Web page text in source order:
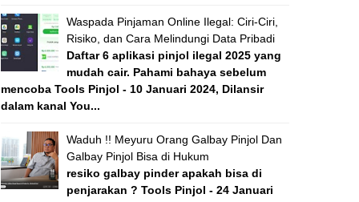
Waspada Pinjaman Online Ilegal: Ciri-Ciri,
Risiko, dan Cara Melindungi Data Pribadi
Daftar 6 aplikasi pinjol ilegal 2025 yang
mudah cair. Pahami bahaya sebelum
mencoba Tools Pinjol - 10 Januari 2024, Dilansir
dalam kanal You...
Waduh !! Meyuru Orang Galbay Pinjol Dan
Galbay Pinjol Bisa di Hukum
resiko galbay pinder apakah bisa di
penjarakan ? Tools Pinjol - 24 Januari